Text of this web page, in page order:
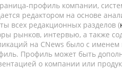
профиль компании,
редактором на основе
всех редакционных разделов (
рынков, интервью, а также
на CNews было с
Профиль может быть
о компании или